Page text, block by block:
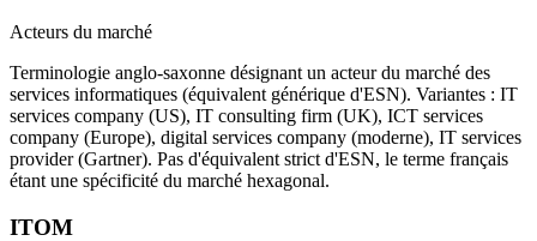
Acteurs du marché
Terminologie anglo-saxonne désignant un acteur du marché des
services informatiques (équivalent générique d'ESN). Variantes : IT
services company (US), IT consulting firm (UK), ICT services
company (Europe), digital services company (moderne), IT services
provider (Gartner). Pas d'équivalent strict d'ESN, le terme français
étant une spécificité du marché hexagonal.
ITOM